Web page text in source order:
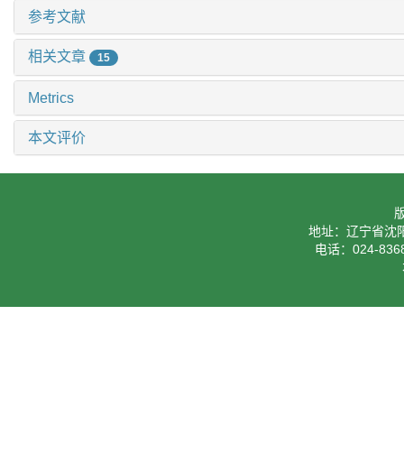
参考文献
相关文章 15
Metrics
本文评价
地址：辽宁省沈
电话：024-